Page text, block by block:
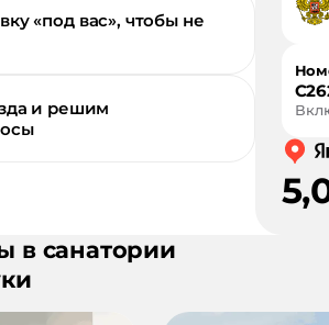
«под вас», чтобы не
и решим
в санатории